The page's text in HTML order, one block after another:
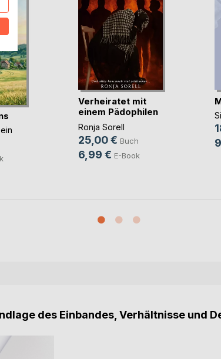
Verheiratet mit
einem Pädophilen
u(...)
Ronja Sorell
25,00 € Buch
6,99 € E-Book
des Einbandes, Verhältnisse und